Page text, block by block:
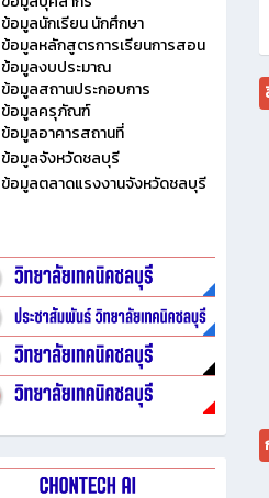
ประวัติวิทยาลัย
ข้อมูลบุคลากร
ข้อมูลนักเรียน นักศึกษา
ข้อมูลหลักสูตรการเรียนการสอน
ข้อมูลงบประมาณ
ข้อมูลสถานประกอบการ
ข้อมูลตลาดแรงงานจังหวัดชลบุรี